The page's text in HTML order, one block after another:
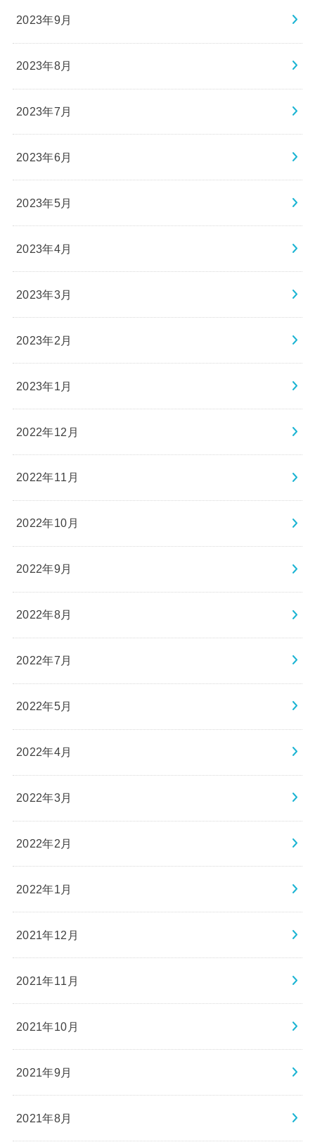
2023年9月
2023年8月
2023年7月
2023年6月
2023年5月
2023年4月
2023年3月
2023年2月
2023年1月
2022年12月
2022年11月
2022年10月
2022年9月
2022年8月
2022年7月
2022年5月
2022年4月
2022年3月
2022年2月
2022年1月
2021年12月
2021年11月
2021年10月
2021年9月
2021年8月